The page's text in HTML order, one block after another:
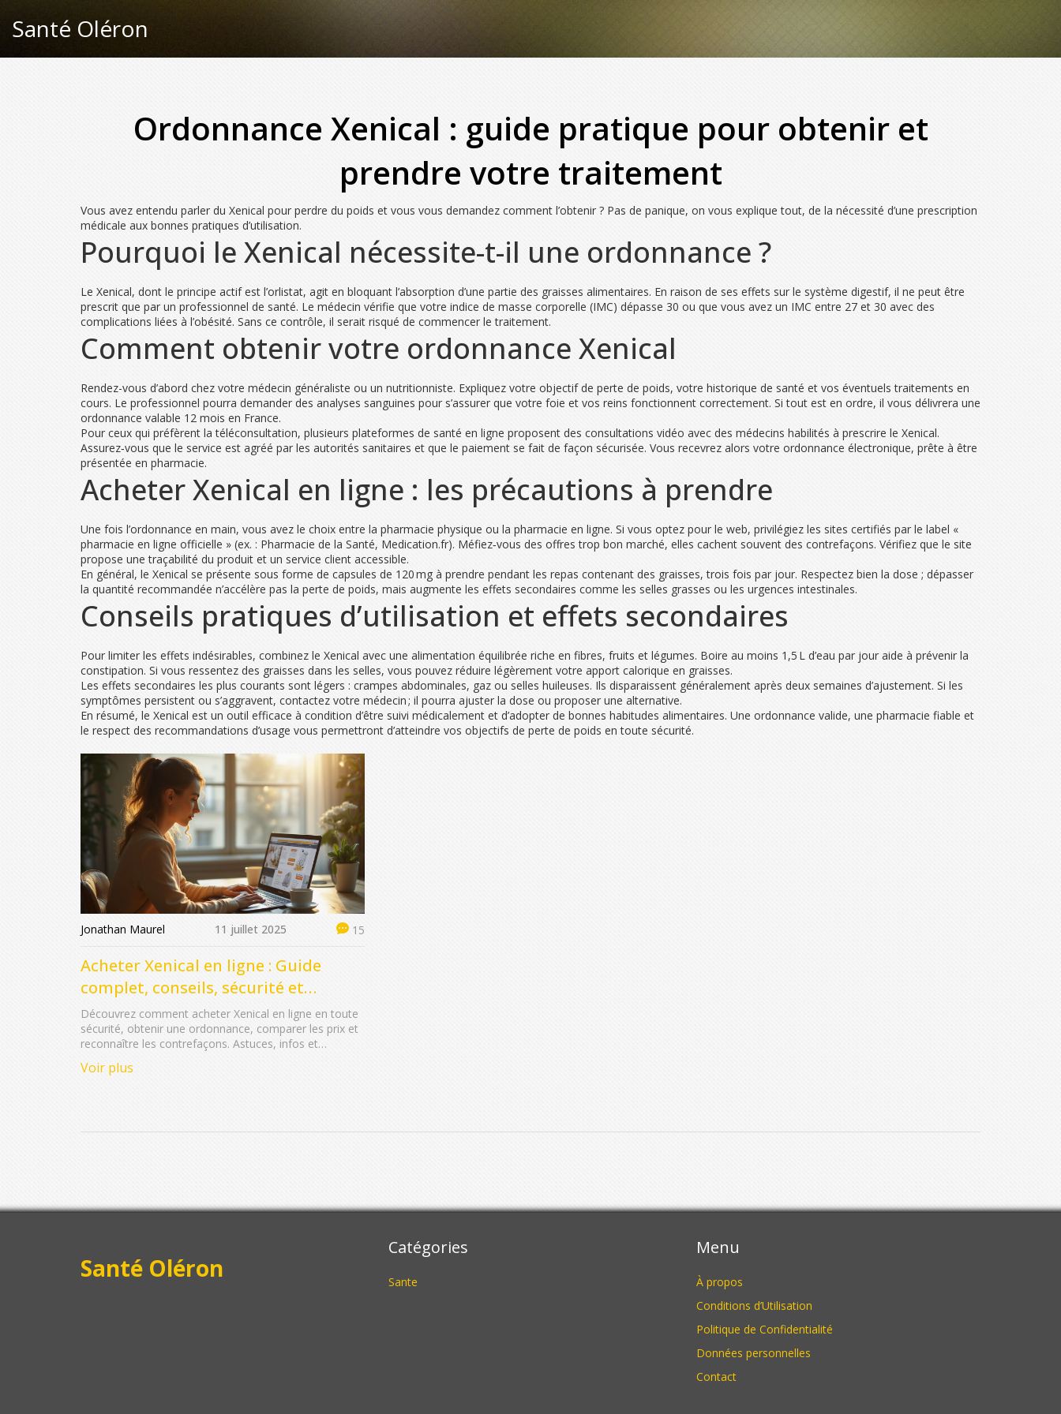
Santé Oléron
Ordonnance Xenical : guide pratique pour obtenir et
prendre votre traitement
Vous avez entendu parler du Xenical pour perdre du poids et vous vous demandez comment l’obtenir ? Pas de panique, on vous explique tout, de la nécessité d’une prescription
médicale aux bonnes pratiques d’utilisation.
Pourquoi le Xenical nécessite-t-il une ordonnance ?
Le Xenical, dont le principe actif est l’orlistat, agit en bloquant l’absorption d’une partie des graisses alimentaires. En raison de ses effets sur le système digestif, il ne peut être
prescrit que par un professionnel de santé. Le médecin vérifie que votre indice de masse corporelle (IMC) dépasse 30 ou que vous avez un IMC entre 27 et 30 avec des
complications liées à l’obésité. Sans ce contrôle, il serait risqué de commencer le traitement.
Comment obtenir votre ordonnance Xenical
Rendez-vous d’abord chez votre médecin généraliste ou un nutritionniste. Expliquez votre objectif de perte de poids, votre historique de santé et vos éventuels traitements en
cours. Le professionnel pourra demander des analyses sanguines pour s’assurer que votre foie et vos reins fonctionnent correctement. Si tout est en ordre, il vous délivrera une
ordonnance valable 12 mois en France.
Pour ceux qui préfèrent la téléconsultation, plusieurs plateformes de santé en ligne proposent des consultations vidéo avec des médecins habilités à prescrire le Xenical.
Assurez‑vous que le service est agréé par les autorités sanitaires et que le paiement se fait de façon sécurisée. Vous recevrez alors votre ordonnance électronique, prête à être
présentée en pharmacie.
Acheter Xenical en ligne : les précautions à prendre
Une fois l’ordonnance en main, vous avez le choix entre la pharmacie physique ou la pharmacie en ligne. Si vous optez pour le web, privilégiez les sites certifiés par le label «
pharmacie en ligne officielle » (ex. : Pharmacie de la Santé, Medication.fr). Méfiez‑vous des offres trop bon marché, elles cachent souvent des contrefaçons. Vérifiez que le site
propose une traçabilité du produit et un service client accessible.
En général, le Xenical se présente sous forme de capsules de 120 mg à prendre pendant les repas contenant des graisses, trois fois par jour. Respectez bien la dose ; dépasser
la quantité recommandée n’accélère pas la perte de poids, mais augmente les effets secondaires comme les selles grasses ou les urgences intestinales.
Conseils pratiques d’utilisation et effets secondaires
Pour limiter les effets indésirables, combinez le Xenical avec une alimentation équilibrée riche en fibres, fruits et légumes. Boire au moins 1,5 L d’eau par jour aide à prévenir la
constipation. Si vous ressentez des graisses dans les selles, vous pouvez réduire légèrement votre apport calorique en graisses.
Les effets secondaires les plus courants sont légers : crampes abdominales, gaz ou selles huileuses. Ils disparaissent généralement après deux semaines d’ajustement. Si les
symptômes persistent ou s’aggravent, contactez votre médecin ; il pourra ajuster la dose ou proposer une alternative.
En résumé, le Xenical est un outil efficace à condition d’être suivi médicalement et d’adopter de bonnes habitudes alimentaires. Une ordonnance valide, une pharmacie fiable et
le respect des recommandations d’usage vous permettront d’atteindre vos objectifs de perte de poids en toute sécurité.
Jonathan Maurel 11 juillet 2025 15
Acheter Xenical en ligne : Guide
complet, conseils, sécurité et
réglementation
Découvrez comment acheter Xenical en ligne en toute
sécurité, obtenir une ordonnance, comparer les prix et
reconnaître les contrefaçons. Astuces, infos et
Voir plus
Santé Oléron
Catégories
Sante
Menu
À propos
Conditions d’Utilisation
Politique de Confidentialité
Données personnelles
Contact